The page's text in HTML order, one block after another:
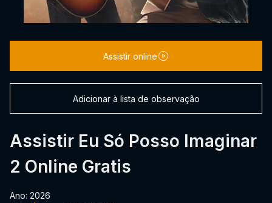
Assistir Eu Só Posso Imaginar
2 Online Gratis
Ano: 2026
Assistir online
Adicionar à lista de observação